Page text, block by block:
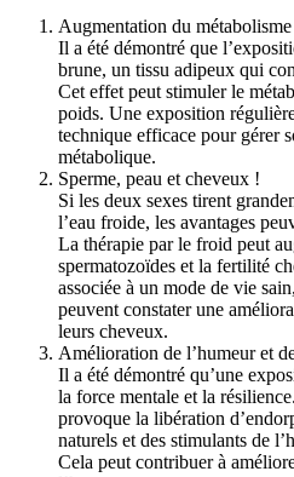
Augmentation du
Il a été démontré que
brune, un tissu adipeux qui
Cet effet peut stimuler le
poids. Une exposition
technique efficace pour gérer
métabolique.
Sperme, peau et cheveux !
Si les deux sexes tirent
l’eau froide, les avantages
La thérapie par le froid peut
spermatozoïdes et la fertilité
associée à un mode de vie
peuvent constater une
leurs cheveux.
Amélioration de l’humeur et
Il a été démontré qu’une
la force mentale et la
provoque la libération
naturels et des stimulants de
Cela peut contribuer à